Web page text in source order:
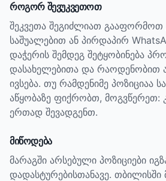
როგორ შევუკვეთოთ
შეკვეთა შეგიძლიათ
საშუალებით ან პირდაპირ
დაჭერის შემდეგ შეტყობინება
დასახელებითა და რაოდენობით
ივსება. თუ რამდენიმე პოზიციაა
აწყობაზე ფიქრობთ, მოგვწერეთ:
ერთად შევადგენთ.
მიწოდება
მარაგში არსებული პოზიციები
დადასტურებისთანავე. თბილისში